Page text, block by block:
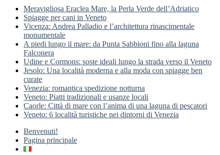
Meravigliosa Eraclea Mare, la Perla Verde dell’Adriatico
Spiagge per cani in Veneto
Vicenza: Andrea Palladio e l’architettura rinascimentale
monumentale
A piedi lungo il mare: da Punta Sabbioni fino alla laguna
Falconera
Udine e Cormons: soste ideali lungo la strada verso il Veneto
Jesolo: Una località moderna e alla moda con spiagge ben
curate
Venezia: romantica spedizione notturna
Veneto: Piatti tradizionali e usanze locali
Caorle: Città di mare con l’anima di una laguna di pescatori
Veneto: 6 località turistiche nei dintorni di Venezia
Benvenuti!
Pagina principale